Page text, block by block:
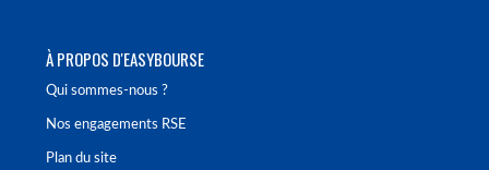
À PROPOS D'EASYBOURSE
Qui sommes-nous ?
Nos engagements RSE
Plan du site